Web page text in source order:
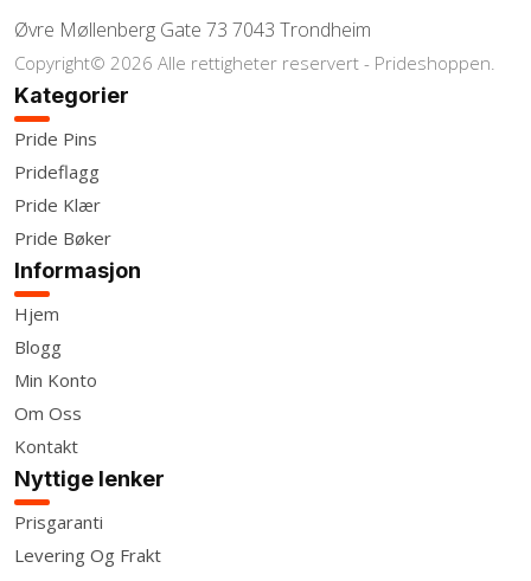
Øvre Møllenberg Gate 73 7043 Trondheim
Copyright© 2026 Alle rettigheter reservert - Prideshoppen.
Kategorier
Pride Pins
Prideflagg
Pride Klær
Pride Bøker
Informasjon
Hjem
Blogg
Min Konto
Om Oss
Kontakt
Nyttige lenker
Prisgaranti
Levering Og Frakt